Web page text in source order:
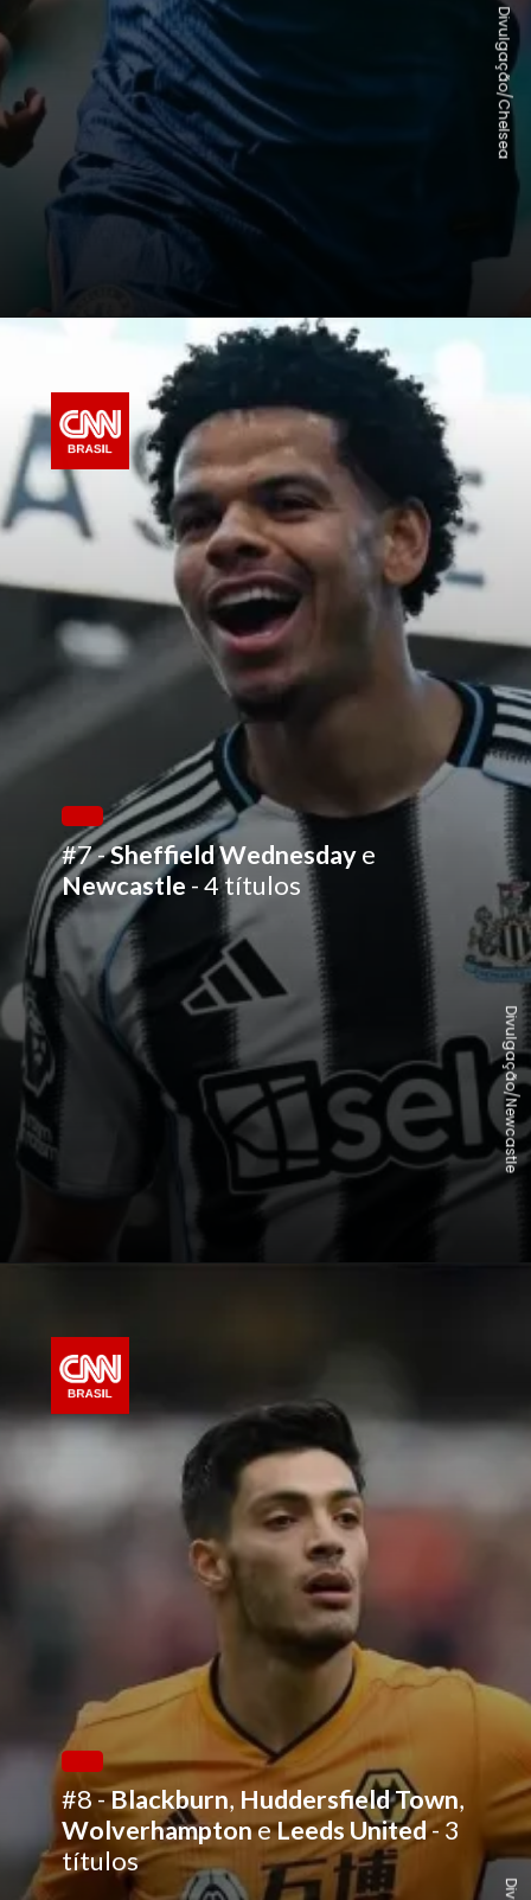
Divulgação/Chelsea
#7 -Sheffield Wednesdaye
Newcastle - 4 títulos
Divulgação/Newcastle
#8 -Blackburn, Huddersfield Town,
WolverhamptoneLeeds United- 3
títulos